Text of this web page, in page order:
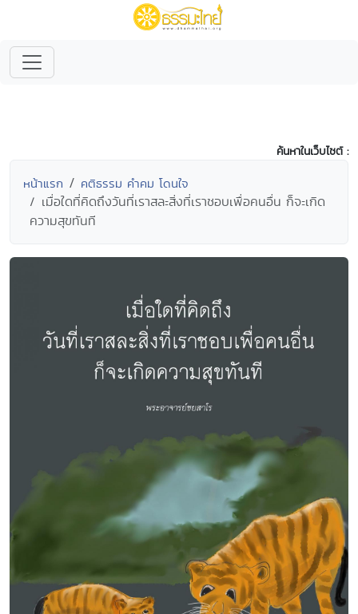
ค้นหาในเว็บไซต์ :
หน้าแรก คติธรรม คำคม โดนใจ
เมื่อใดที่คิดถึงวันที่เราสละสิ่งที่เราชอบเพื่อคนอื่น ก็จะเกิด
ความสุขทันที